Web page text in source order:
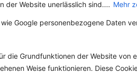
der Website unerlässlich sind.... Mehr
Google personenbezogene Daten
die Grundfunktionen der Website von
Weise funktionieren. Diese
gehört....